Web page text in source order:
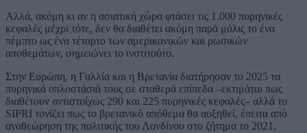
Αλλά, ακόμη κι αν η ασιατική χώρα φτάσει τις 1.000 πυρηνικές
κεφαλές μέχρι τότε, δεν θα διαθέτει ακόμη παρά μόλις το ένα
πέμπτο ως ένα τέταρτο των αμερικανικών και ρωσικών
αποθεμάτων, σημειώνει το ινστιτούτο.
Στην Ευρώπη, η Γαλλία και η Βρετανία διατήρησαν το 2025 τα
πυρηνικά οπλοστάσιά τους σε σταθερά επίπεδα –εκτιμάται πως
διαθέτουν αντιστοίχως 290 και 225 πυρηνικές κεφαλές– αλλά το
SIPRI τονίζει πως το βρετανικό απόθεμα θα αυξηθεί, έπειτα από
αναθεώρηση της πολιτικής του Λονδίνου στο ζήτημα το 2021.